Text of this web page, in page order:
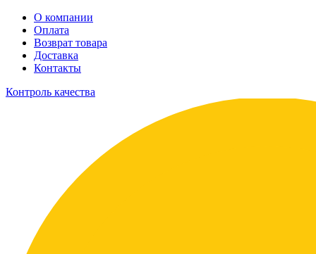
О компании
Оплата
Возврат товара
Доставка
Контакты
Контроль качества